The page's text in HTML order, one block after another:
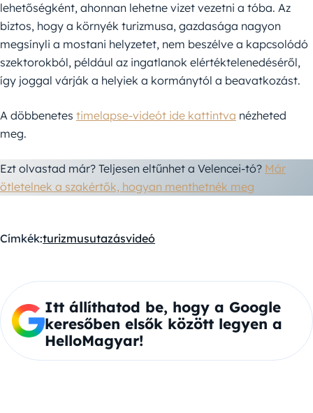
lehetőségként, ahonnan lehetne vizet vezetni a tóba. Az
biztos, hogy a környék turizmusa, gazdasága nagyon
megsínyli a mostani helyzetet, nem beszélve a kapcsolódó
szektorokból, például az ingatlanok elértéktelenedéséről,
így joggal várják a helyiek a kormánytól a beavatkozást.
A döbbenetes timelapse-videót ide kattintva nézheted
meg.
Ezt olvastad már? Teljesen eltűnhet a Velencei-tó? Már
ötletelnek a szakértők, hogyan menthetnék meg
Címkék:turizmusutazásvideó
Itt állíthatod be, hogy a Google
keresőben elsők között legyen a
HelloMagyar!